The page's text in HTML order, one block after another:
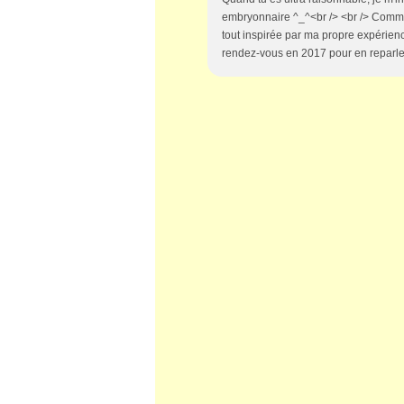
embryonnaire ^_^<br /> <br />
tout inspirée par ma propre
rendez-vous en 2017 pour en